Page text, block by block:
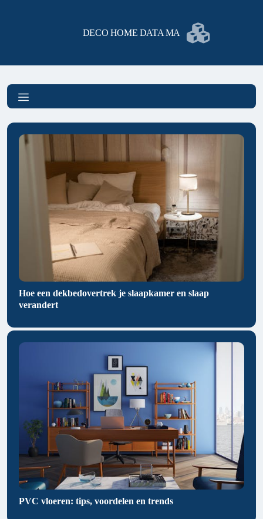
DECO HOME DATA MA
Hoe een dekbedovertrek je slaapkamer en slaap
verandert
PVC vloeren: tips, voordelen en trends